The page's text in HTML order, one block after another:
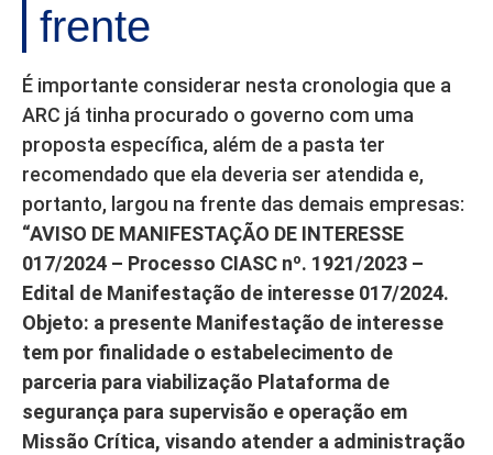
frente
É importante considerar nesta cronologia que a
ARC já tinha procurado o governo com uma
proposta específica, além de a pasta ter
recomendado que ela deveria ser atendida e,
portanto, largou na frente das demais empresas:
“AVISO DE MANIFESTAÇÃO DE INTERESSE
017/2024 – Processo CIASC nº. 1921/2023 –
Edital de Manifestação de interesse 017/2024.
Objeto: a presente Manifestação de interesse
tem por finalidade o estabelecimento de
parceria para viabilização Plataforma de
segurança para supervisão e operação em
Missão Crítica, visando atender a administração